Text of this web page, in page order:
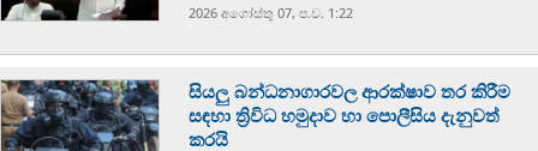
2026 අගෝස්‍තු 07, ප.ව. 1:22
සියලු බන්ධනාගාරවල ආරක්ෂාව තර කිරීම
සඳහා ත්‍රිවිධ හමුදාව හා පොලීසිය දැනුවත්
කරයි